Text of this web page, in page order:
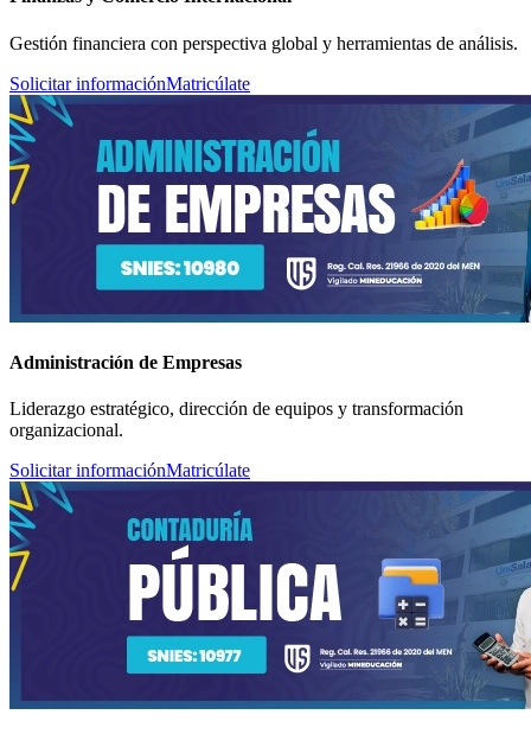
Gestión financiera con perspectiva global y herramientas de análisis.
Solicitar informaciónMatricúlate
Administración de Empresas
Liderazgo estratégico, dirección de equipos y transformación
organizacional.
Solicitar informaciónMatricúlate